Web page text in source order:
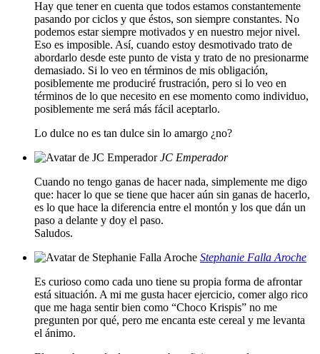
Hay que tener en cuenta que todos estamos constantemente
pasando por ciclos y que éstos, son siempre constantes. No
podemos estar siempre motivados y en nuestro mejor nivel.
Eso es imposible. Así, cuando estoy desmotivado trato de
abordarlo desde este punto de vista y trato de no presionarme
demasiado. Si lo veo en términos de mis obligación,
posiblemente me produciré frustración, pero si lo veo en
términos de lo que necesito en ese momento como individuo,
posiblemente me será más fácil aceptarlo.
Lo dulce no es tan dulce sin lo amargo ¿no?
JC Emperador
Cuando no tengo ganas de hacer nada, simplemente me digo
que: hacer lo que se tiene que hacer aún sin ganas de hacerlo,
es lo que hace la diferencia entre el montón y los que dán un
paso a delante y doy el paso.
Saludos.
Stephanie Falla Aroche
Es curioso como cada uno tiene su propia forma de afrontar
está situación. A mi me gusta hacer ejercicio, comer algo rico
que me haga sentir bien como “Choco Krispis” no me
pregunten por qué, pero me encanta este cereal y me levanta
el ánimo.